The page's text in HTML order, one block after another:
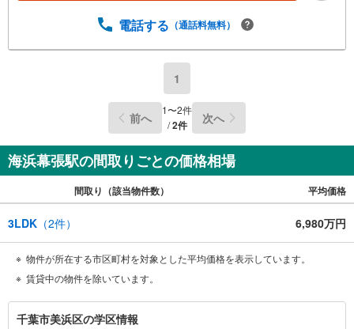
百合幼稚園 徒歩9分ヤオコー検見川店 徒歩15分セブンイ
者様限定！プレゼントキャンペーン実施中♪】詳細はプレ
ト】2026年2月 内外装リフォーム完了済！新生活を気持ち
よく即スタート♪
電話する （通話料無料）
1
前へ 1〜2件
/2件 次へ
海浜幕張駅の間取りごとの価格相場
間取り（該当物件数） 平均価格
3LDK （2件） 6,980万円
物件が所在する市区町村を対象とした平均価格を表示しています。
賃貸中の物件を除いています。
千
千葉市美浜区の学区情報